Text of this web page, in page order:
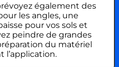
également des
les angles, une
pour vos sols et
peindre de grandes
du matériel
l’application.